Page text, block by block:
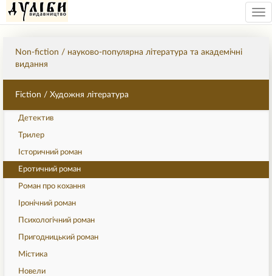
Non-fiction / науково-популярна література та академічні
видання
Fiction / Художня література
Детектив
Трилер
Історичний роман
Еротичний роман
Роман про кохання
Іронічний роман
Психологічний роман
Пригодницький роман
Містика
Новели